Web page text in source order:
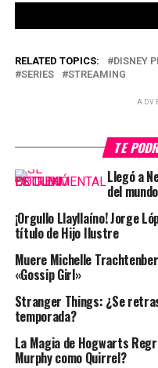
RELATED TOPICS: DISNEY
SERIES
STREAMING
TE
Llegó a
del
¡Orgullo Llayllaíno! Jorge
título de Hijo Ilustre
Muere Michelle
«Gossip Girl»
Stranger Things: ¿Se
temporada?
La Magia de Hogwarts
Murphy como Quirrel?